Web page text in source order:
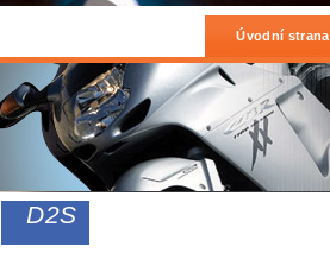
Úvodní strana
D2S